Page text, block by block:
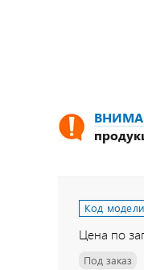
Код
Цена по
Под заказ